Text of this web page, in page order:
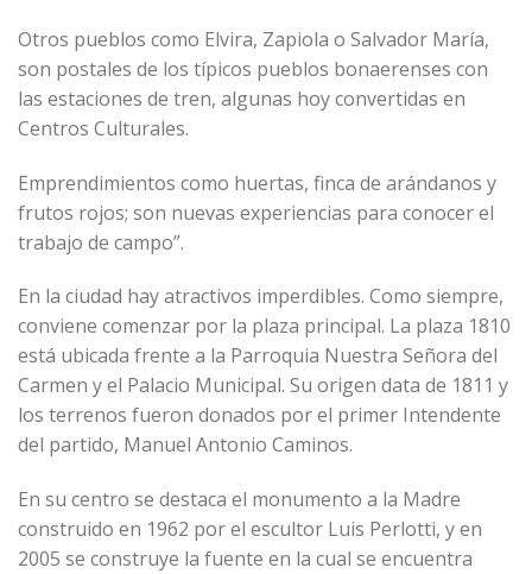
Otros pueblos como Elvira, Zapiola o Salvador María,
son postales de los típicos pueblos bonaerenses con
las estaciones de tren, algunas hoy convertidas en
Centros Culturales.
Emprendimientos como huertas, finca de arándanos y
frutos rojos; son nuevas experiencias para conocer el
trabajo de campo”.
En la ciudad hay atractivos imperdibles. Como siempre,
conviene comenzar por la plaza principal. La plaza 1810
está ubicada frente a la Parroquia Nuestra Señora del
Carmen y el Palacio Municipal. Su origen data de 1811 y
los terrenos fueron donados por el primer Intendente
del partido, Manuel Antonio Caminos.
En su centro se destaca el monumento a la Madre
construido en 1962 por el escultor Luis Perlotti, y en
2005 se construye la fuente en la cual se encuentra